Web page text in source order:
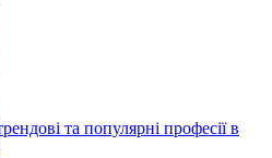
та популярні професії в